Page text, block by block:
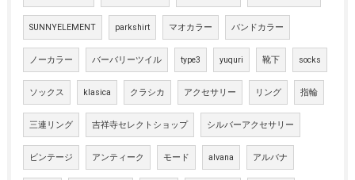
SUNNYELEMENT parkshirt マオカラー バンドカラー
ノーカラー バーバリーツイル type3 yuquri 靴下 socks
ソックス klasica クラシカ アクセサリー リング 指輪
三連リング 吉祥寺セレクトショップ シルバーアクセサリー
ビンテージ アンティーク モード alvana アルバナ